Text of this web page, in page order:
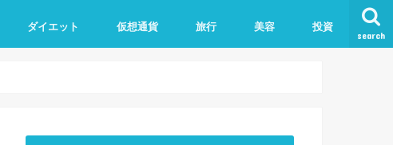
search
ダイエット 仮想通貨 旅行 美容 投資